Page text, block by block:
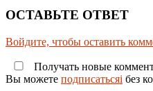
ОСТАВЬТЕ ОТВЕТ
Войдите, чтобы оставить
Получать новые
Вы можете подписатьсяi без